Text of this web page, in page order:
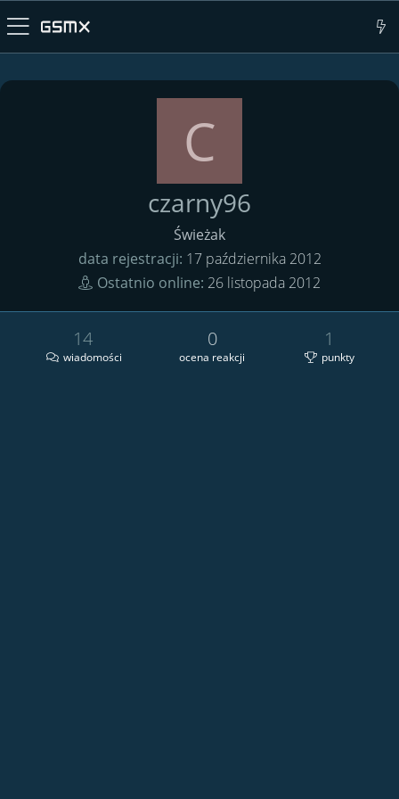
C
czarny96
Świeżak
data rejestracji 17 października 2012
Ostatnio online 26 listopada 2012
wiadomości
14
ocena reakcji
0
punkty
1